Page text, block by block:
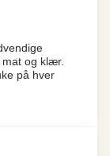
og klær.
på hver